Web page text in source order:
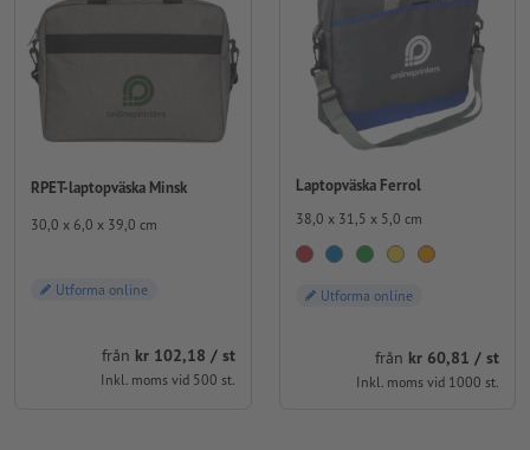
RPET-laptopväska Minsk
30,0 x 6,0 x 39,0 cm
Utforma online
från kr 102,18 / st
Inkl. moms vid 500 st.
Laptopväska Ferrol
38,0 x 31,5 x 5,0 cm
Utforma online
från kr 60,81 / st
Inkl. moms vid 1000 st.